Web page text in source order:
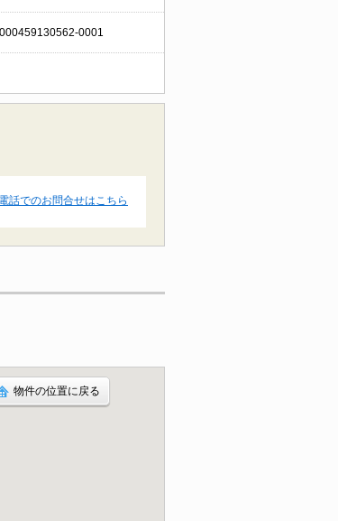
0001
電話でのお問合せはこちら
物件の位置に戻る